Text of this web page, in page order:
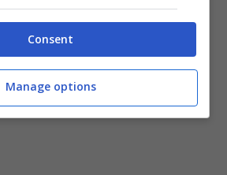
Consent
Manage options